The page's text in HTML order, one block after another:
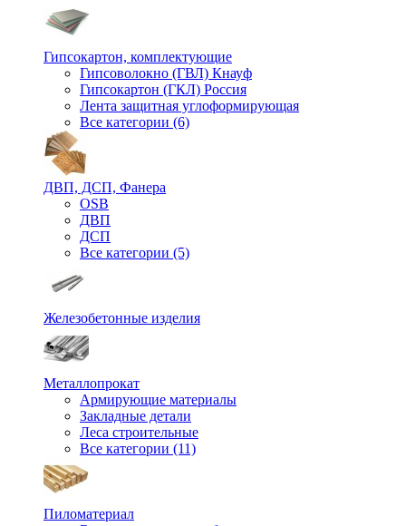
Гипсокартон, комплектующие
Гипсоволокно (ГВЛ) Кнауф
Гипсокартон (ГКЛ) Россия
Лента защитная углоформирующая
Все категории (6)
ДВП, ДСП, Фанера
OSB
ДВП
ДСП
Все категории (5)
Железобетонные изделия
Металлопрокат
Армирующие материалы
Закладные детали
Леса строительные
Все категории (11)
Пиломатериал